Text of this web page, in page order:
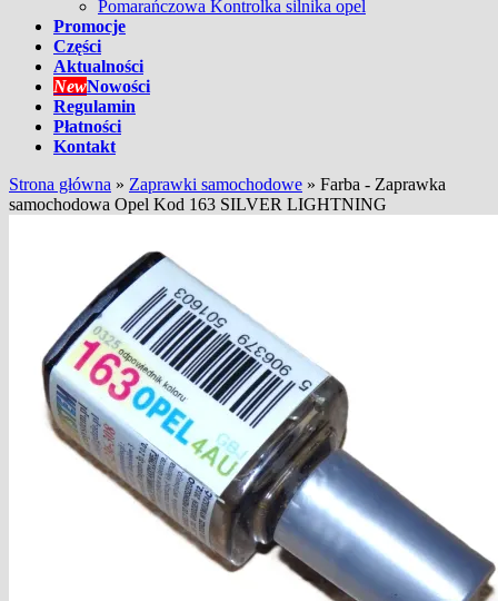
Pomarańczowa Kontrolka silnika opel
Promocje
Części
Aktualności
NewNowości
Regulamin
Płatności
Kontakt
Strona główna » Zaprawki samochodowe » Farba - Zaprawka
samochodowa Opel Kod 163 SILVER LIGHTNING